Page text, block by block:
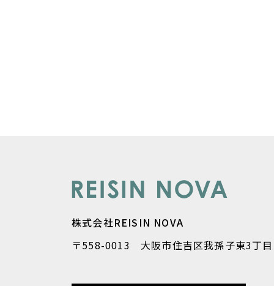
株式会社REISIN NOVA
〒558-0013 大阪市住吉区我孫子東3丁